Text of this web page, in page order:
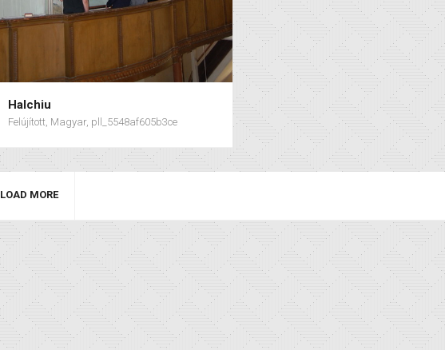
Halchiu
Felújított, Magyar, pll_5548af605b3ce
LOAD MORE